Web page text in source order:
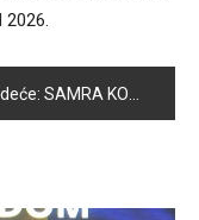
2026.
SAMRA KOŽLJAK JOŠ JEDNA VOGOŠĆANKA NA PRESTIŽNOM TAKMIČENJU LJEPOTE I FOTOGRAFIJE